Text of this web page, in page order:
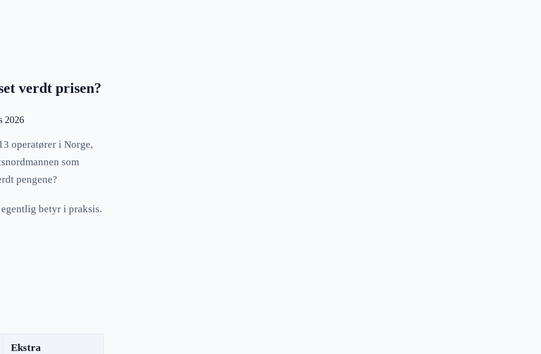
verdt prisen?
2026
operatører i Norge,
som
pengene?
betyr i praksis.
Ekstra